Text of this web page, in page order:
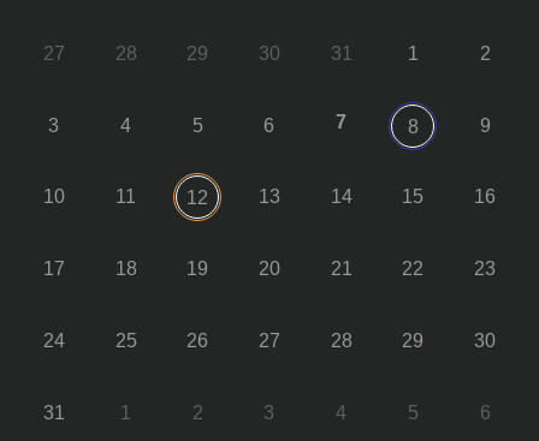
27 28 29 30 31 1 2
3 4 5 6 7 8 9
10 11 12 13 14 15 16
17 18 19 20 21 22 23
24 25 26 27 28 29 30
31 1 2 3 4 5 6